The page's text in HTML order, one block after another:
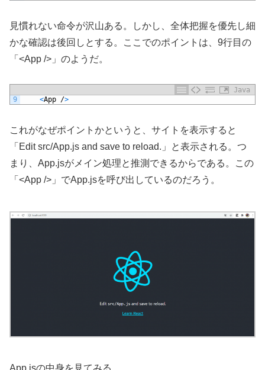
見慣れない命令が沢山ある。しかし、全体把握を優先し細
かな確認は後回しとする。ここでのポイントは、9行目の
「<App />」のようだ。
Java
9
<App />
これがなぜポイントかというと、サイトを表示すると
「Edit src/App.js and save to reload.」と表示される。つ
まり、App.jsがメイン処理と推測できるからである。この
「<App />」でApp.jsを呼び出しているのだろう。
App.jsの中身を見てみる。